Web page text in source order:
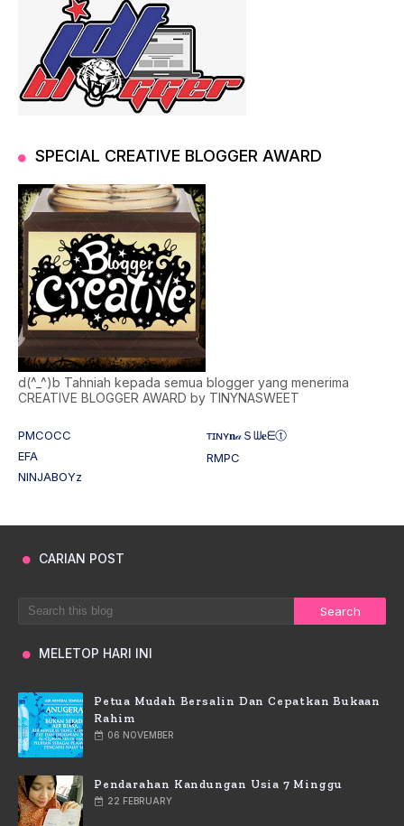
SPECIAL CREATIVE BLOGGER AWARD
d(^_^)b Tahniah kepada semua blogger yang menerima
CREATIVE BLOGGER AWARD by TINYNASWEET
PMCOCC
ᴛɪɴʏ𝐧𝒶Ｓᗯ𝐞ᗴⓣ
EFA
RMPC
NINJABOYz
CARIAN POST
MELETOP HARI INI
Petua Mudah Bersalin Dan Cepatkan Bukaan
Rahim
06 NOVEMBER
Pendarahan Kandungan Usia 7 Minggu
22 FEBRUARY